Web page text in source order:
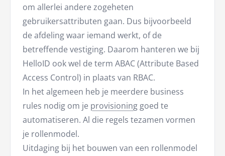
om allerlei andere zogeheten
gebruikersattributen gaan. Dus bijvoorbeeld
de afdeling waar iemand werkt, of de
betreffende vestiging. Daarom hanteren we bij
HelloID ook wel de term ABAC (Attribute Based
Access Control) in plaats van RBAC.
In het algemeen heb je meerdere business
rules nodig om je provisioning goed te
automatiseren. Al die regels tezamen vormen
je rollenmodel.
Uitdaging bij het bouwen van een rollenmodel